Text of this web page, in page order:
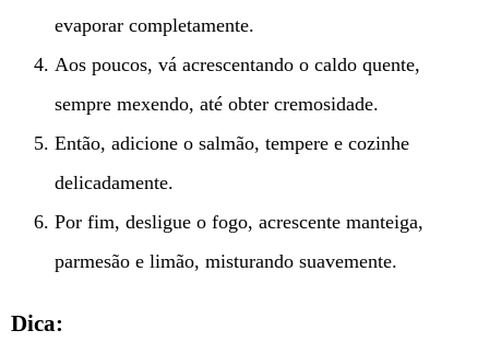
evaporar completamente.
Aos poucos, vá acrescentando o caldo quente,
sempre mexendo, até obter cremosidade.
Então, adicione o salmão, tempere e cozinhe
delicadamente.
Por fim, desligue o fogo, acrescente manteiga,
parmesão e limão, misturando suavemente.
Dica: